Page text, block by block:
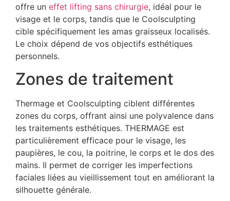
offre un effet lifting sans chirurgie, idéal pour le
visage et le corps, tandis que le Coolsculpting
cible spécifiquement les amas graisseux localisés.
Le choix dépend de vos objectifs esthétiques
personnels.
Zones de traitement
Thermage et Coolsculpting ciblent différentes
zones du corps, offrant ainsi une polyvalence dans
les traitements esthétiques. THERMAGE est
particulièrement efficace pour le visage, les
paupières, le cou, la poitrine, le corps et le dos des
mains. Il permet de corriger les imperfections
faciales liées au vieillissement tout en améliorant la
silhouette générale.